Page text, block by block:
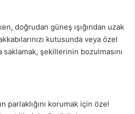
doğrudan güneş ışığından uzak
kutusunda veya özel
saklamak, şekillerinin bozulmasını
parlaklığını korumak için özel